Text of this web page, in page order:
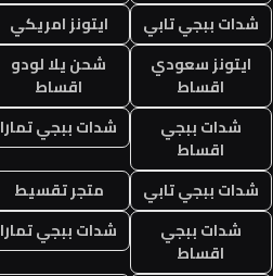
شدات ببجي تابي
ايتونز امريكي
ايتونز سعودي
اقساط
شحن يلا لودو
اقساط
شدات ببجي
اقساط
شدات ببجي تمارا
شدات ببجي تابي
متجر تقسيط
شدات ببجي
اقساط
شدات ببجي تمارا